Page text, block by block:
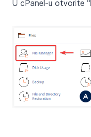
U cPanel-u otvorite "